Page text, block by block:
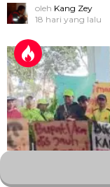
oleh Kang Zey
18 hari yang lalu